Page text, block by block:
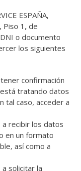
ESPAÑA,
Piso 1, de
o documento
los siguientes
confirmación
está tratando datos
tal caso, acceder a
recibir los datos
en un formato
así como a
solicitar la